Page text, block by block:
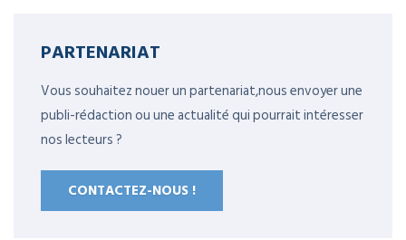
PARTENARIAT
Vous souhaitez nouer un partenariat,nous envoyer une
publi-rédaction ou une actualité qui pourrait intéresser
nos lecteurs ?
CONTACTEZ-NOUS !